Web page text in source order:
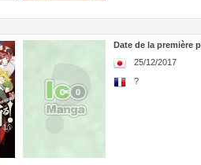
Date de la première
25/12/2017
?